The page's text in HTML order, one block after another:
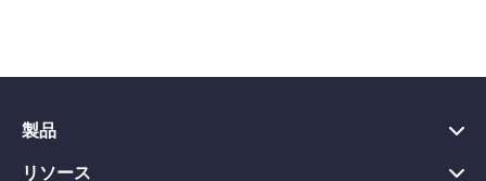
製品
PC向けVPN
リソース